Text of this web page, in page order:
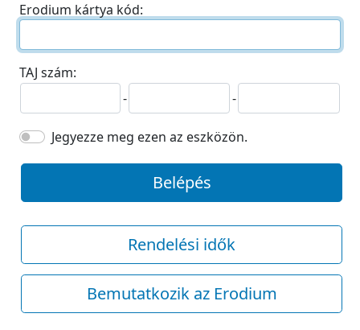
Erodium kártya kód:
TAJ szám:
-
-
Jegyezze meg ezen az eszközön.
Belépés
Rendelési idők
Bemutatkozik az Erodium